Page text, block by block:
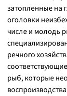
затопленные на
оголовки
числе и молодь
речного
рыб, которые